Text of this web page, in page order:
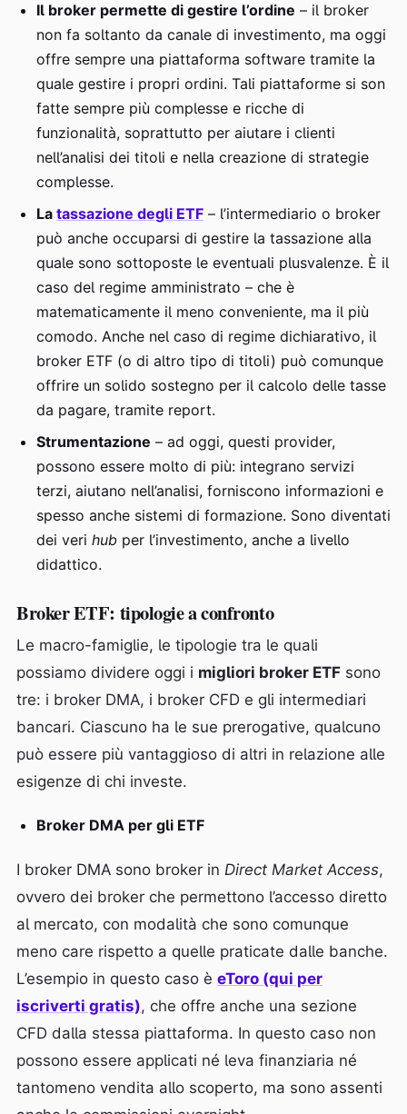
Il broker permette di gestire l’ordine – il broker
non fa soltanto da canale di investimento, ma oggi
offre sempre una piattaforma software tramite la
quale gestire i propri ordini. Tali piattaforme si son
fatte sempre più complesse e ricche di
funzionalità, soprattutto per aiutare i clienti
nell’analisi dei titoli e nella creazione di strategie
complesse.
La tassazione degli ETF – l’intermediario o broker
può anche occuparsi di gestire la tassazione alla
quale sono sottoposte le eventuali plusvalenze. È il
caso del regime amministrato – che è
matematicamente il meno conveniente, ma il più
comodo. Anche nel caso di regime dichiarativo, il
broker ETF (o di altro tipo di titoli) può comunque
offrire un solido sostegno per il calcolo delle tasse
da pagare, tramite report.
Strumentazione – ad oggi, questi provider,
possono essere molto di più: integrano servizi
terzi, aiutano nell’analisi, forniscono informazioni e
spesso anche sistemi di formazione. Sono diventati
dei veri hub per l’investimento, anche a livello
didattico.
Broker ETF: tipologie a confronto
Le macro-famiglie, le tipologie tra le quali
possiamo dividere oggi i migliori broker ETF sono
tre: i broker DMA, i broker CFD e gli intermediari
bancari. Ciascuno ha le sue prerogative, qualcuno
può essere più vantaggioso di altri in relazione alle
esigenze di chi investe.
Broker DMA per gli ETF
I broker DMA sono broker in Direct Market Access,
ovvero dei broker che permettono l’accesso diretto
al mercato, con modalità che sono comunque
meno care rispetto a quelle praticate dalle banche.
L’esempio in questo caso è eToro (qui per
iscriverti gratis), che offre anche una sezione
CFD dalla stessa piattaforma. In questo caso non
possono essere applicati né leva finanziaria né
tantomeno vendita allo scoperto, ma sono assenti